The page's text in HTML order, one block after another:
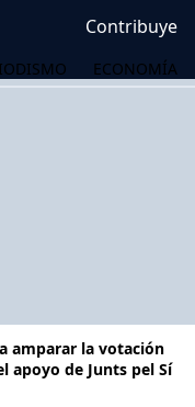
Contribuye
ECONOMÍA
amparar la votación
apoyo de Junts pel Sí